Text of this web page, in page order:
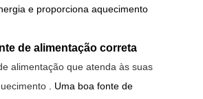
e proporciona aquecimento
de alimentação correta
alimentação que atenda às suas
. Uma boa fonte de